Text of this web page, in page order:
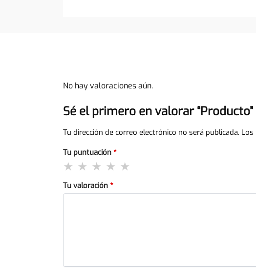
No hay valoraciones aún.
Sé el primero en valorar “Producto”
Tu dirección de correo electrónico no será publicada. Los
Tu puntuación *
Tu valoración *